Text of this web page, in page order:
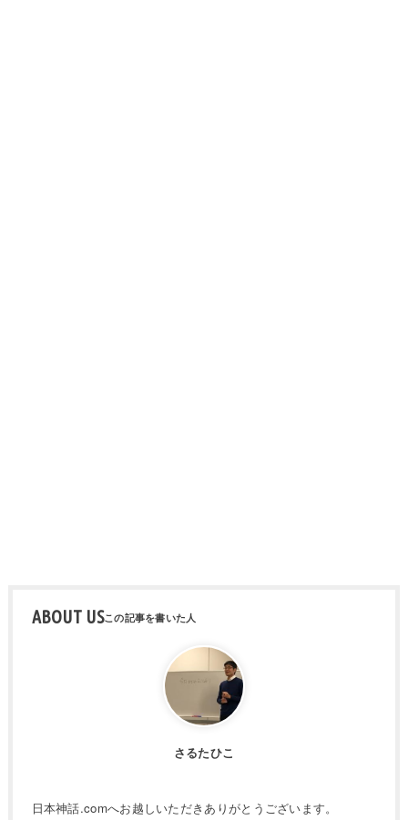
ABOUT US
さるたひこ
日本神話.comへお越しいただきありがとうございます。